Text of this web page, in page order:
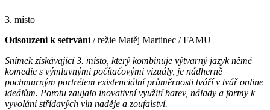
3. místo
Odsouzeni k setrvání/ režie Matěj Martinec / FAMU
Snímek získávající 3. místo, který kombinuje výtvarný jazyk němé
komedie s výmluvnými počítačovými vizuály, je nádherně
pochmurným portrétem existenciální průměrnosti tváří v tvář online
ideálům. Porotu zaujalo inovativní využití barev, nálady a formy k
vyvolání střídavých vln naděje a zoufalství.